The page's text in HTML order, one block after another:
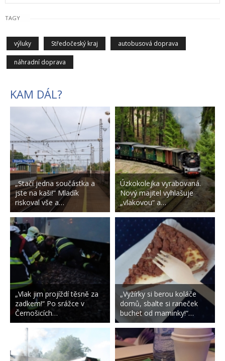
TAGY
výluky Středočeský kraj autobusová doprava
náhradní doprava
KAM DÁL?
„Stačí jedna součástka a
jste na kaši!“ Mladík
riskoval vše a…
„Vlak jim projíždí těsně za
zadkem!“ Po srážce v
Černošicích…
Úzkokolejka vyrabovaná.
Nový majitel vyhlašuje
„vlakovou“ a…
„Vyžírky si berou koláče
domů, sbalte si raneček
buchet od maminky!“…